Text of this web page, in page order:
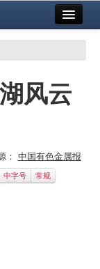
风云
： 中国有色金属报
中字号 常规